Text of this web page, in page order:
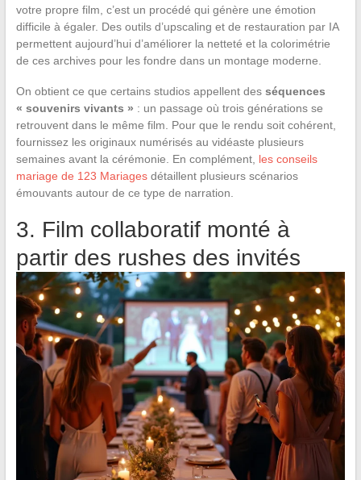
votre propre film, c’est un procédé qui génère une émotion
difficile à égaler. Des outils d’upscaling et de restauration par IA
permettent aujourd’hui d’améliorer la netteté et la colorimétrie
de ces archives pour les fondre dans un montage moderne.
On obtient ce que certains studios appellent des séquences
« souvenirs vivants » : un passage où trois générations se
retrouvent dans le même film. Pour que le rendu soit cohérent,
fournissez les originaux numérisés au vidéaste plusieurs
semaines avant la cérémonie. En complément, les conseils
mariage de 123 Mariagesdétaillent plusieurs scénarios
émouvants autour de ce type de narration.
3. Film collaboratif monté à
partir des rushes des invités